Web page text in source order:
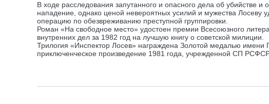
В ходе расследования запутанного и опасного дела об убийстве
нападение, однако ценой невероятных усилий и мужества Лосеву
операцию по обезвреживанию преступной группировки.
Роман «На свободное место» удостоен премии Всесоюзного
внутренних дел за 1982 год на лучшую книгу о советской милиции.
Трилогия «Инспектор Лосев» награждена Золотой медалью имени
приключенческое произведение 1981 года, учрежденной СП